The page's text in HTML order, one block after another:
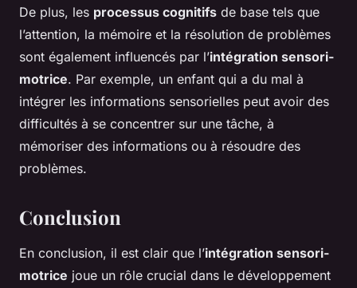
De plus, les processus cognitifs de base tels que
l’attention, la mémoire et la résolution de problèmes
sont également influencés par l’intégration sensori-
motrice. Par exemple, un enfant qui a du mal à
intégrer les informations sensorielles peut avoir des
difficultés à se concentrer sur une tâche, à
mémoriser des informations ou à résoudre des
problèmes.
Conclusion
En conclusion, il est clair que l’intégration sensori-
motrice joue un rôle crucial dans le développement